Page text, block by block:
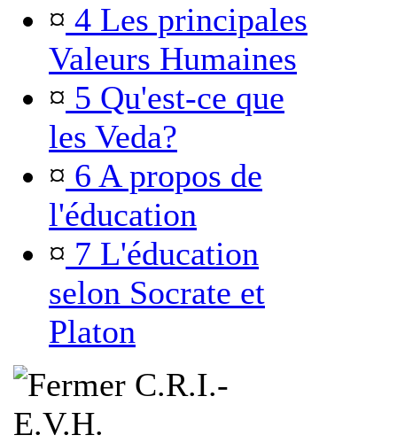
¤ 4 Les principales
Valeurs Humaines
¤ 5 Qu'est-ce que
les Veda?
¤ 6 A propos de
l'éducation
¤ 7 L'éducation
selon Socrate et
Platon
C.R.I.-
E.V.H.